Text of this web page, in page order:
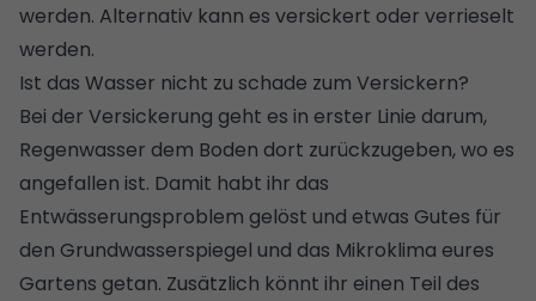
werden. Alternativ kann es versickert oder verrieselt
werden.
Ist das Wasser nicht zu schade zum Versickern?
Bei der Versickerung geht es in erster Linie darum,
Regenwasser dem Boden dort zurückzugeben, wo es
angefallen ist. Damit habt ihr das
Entwässerungsproblem gelöst und etwas Gutes für
den Grundwasserspiegel und das Mikroklima eures
Gartens getan. Zusätzlich könnt ihr einen Teil des